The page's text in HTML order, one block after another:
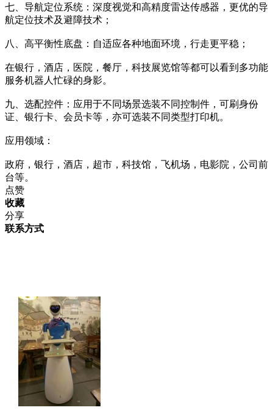
七、导航定位系统：深度视觉和高精度雷达传感器，更优的导
航定位技术及避障技术；
八、高平衡性底盘：自适应各种地面环境，行走更平稳；
在银行，酒店，医院，餐厅，科技展览馆等都可以看到多功能
服务机器人忙碌的身影。
九、选配控件：应用于不同场景选装不同控制件，可刷身份
证、银行卡、会员卡等，亦可选装不同类型打印机。
应用领域：
政府，银行，酒店，超市，科技馆，飞机场，电影院，公司前
台等。
点赞
收藏
分享
联系方式